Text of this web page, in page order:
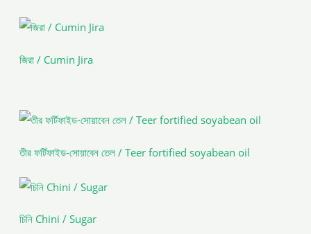
জিরা / Cumin Jira
তীর ফর্টিফাইড-সোয়াবেন তেল / Teer fortified soyabean oil
চিনি Chini / Sugar